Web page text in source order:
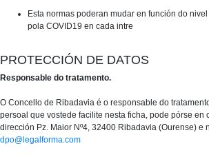
Esta normas poderan mudar en función do
pola COVID19 en cada intre
PROTECCIÓN DE DATOS
Responsable do tratamento.
O Concello de Ribadavia é o responsable do
persoal que vostede facilite nesta ficha, pode pórse en
dirección Pz. Maior Nº4, 32400 Ribadavia (Ourense) e
dpo@legalforma.com